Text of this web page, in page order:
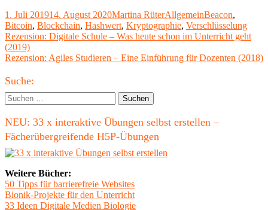
Veröffentlicht
am
1. Juli 201914. August 2020Autor
Martina RüterKategorien
AllgemeinSchlagwörter
Beacon,
Bitcoin, Blockchain, Hashwert, Kryptographie, Verschlüsselung
Beitragsnavigation
Vorheriger
Beitrag:
Rezension: Digitale Schule – Was heute schon im Unterricht geht
(2019)
Nächster
Rezension: Agiles Studieren – Eine Einführung für Dozenten (2018)
Haupt-
Seitenleiste
Suche:
Suchen
nach:
NEU: 33 x interaktive Übungen selbst erstellen –
Fächerübergreifende H5P-Übungen
Weitere Bücher:
50 Tipps für barrierefreie Websites
Bionik-Projekte für den Unterricht
33 Ideen Digitale Medien Biologie